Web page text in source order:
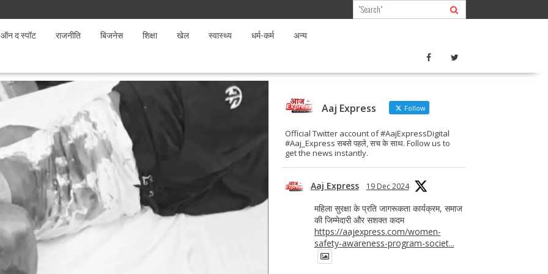
ऑन द स्पॉट राजनीति बिजनेस शिक्षा खेल स्वास्थ्य धर्म-कर्म अन्य
Aaj Express Follow
Official Twitter account of #AajExpressDigital
#Aaj_Express सबसे पहले, सच के साथ. Follow us to
get the news instantly.
Aaj Express 19 Dec 2024
महिला सुरक्षा के प्रति जागरूकता कार्यक्रम, समाज
की जिम्मेदारी और सशक्त कदम
https://aajexpress.com/women-
safety-awareness-program-societ...